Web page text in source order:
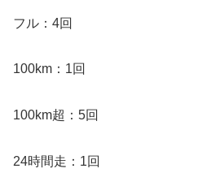
フル：4回
100km：1回
100km超：5回
24時間走：1回